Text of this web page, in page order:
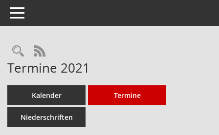
Toggle navigation
Rechercheauswahl
RSS-Feed
Termine 2021
Kalender Termine
Niederschriften